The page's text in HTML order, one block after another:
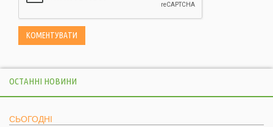
ОСТАННІ НОВИНИ
СЬОГОДНІ